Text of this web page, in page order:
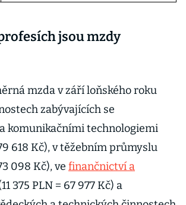
jsou mzdy
mzda v září loňského roku
zabývajících se
komunikačními technologiemi
618 Kč), v těžebním průmyslu
098 Kč), ve finančnictví a
375 PLN = 67 977 Kč) a